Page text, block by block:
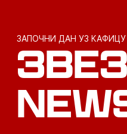
ЗАПОЧНИ ДАН УЗ КАФИЦУ